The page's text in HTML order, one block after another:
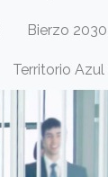
Bierzo 2030
Territorio Azul